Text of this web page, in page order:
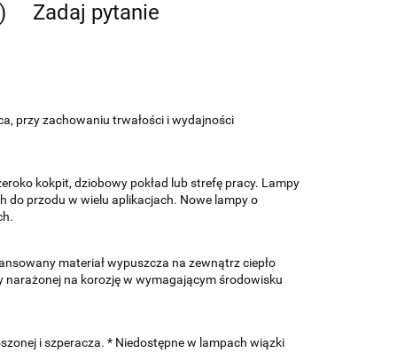
Zadaj pytanie
przy zachowaniu trwałości i wydajności
kokpit, dziobowy pokład lub strefę pracy. Lampy
do przodu w wielu aplikacjach. Nowe lampy o
materiał wypuszcza na zewnątrz ciepło
na korozję w wymagającym środowisku
i szperacza. * Niedostępne w lampach wiązki